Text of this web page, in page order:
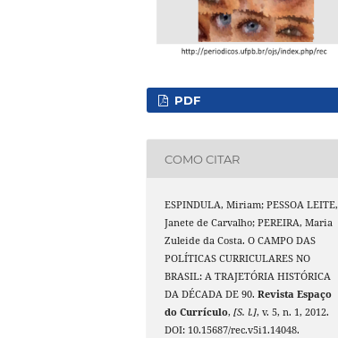
PDF
COMO CITAR
ESPINDULA, Miriam; PESSOA LEITE,
Janete de Carvalho; PEREIRA, Maria
Zuleide da Costa. O CAMPO DAS
POLÍTICAS CURRICULARES NO
BRASIL: A TRAJETÓRIA HISTÓRICA
DA DÉCADA DE 90.Revista Espaço
do Currículo,[S. l.], v. 5, n. 1, 2012.
DOI: 10.15687/rec.v5i1.14048.